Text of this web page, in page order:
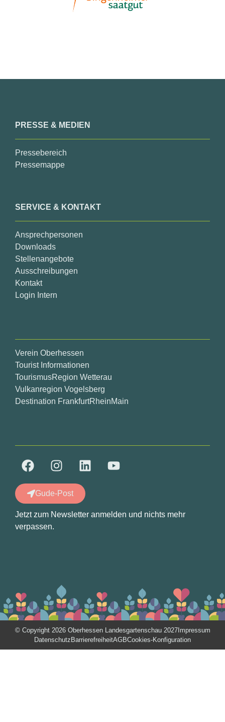
PRESSE & MEDIEN
Pressebereich
Pressemappe
SERVICE & KONTAKT
Ansprechpersonen
Downloads
Stellenangebote
Ausschreibungen
Kontakt
Login Intern
Verein Oberhessen
Tourist Informationen
TourismusRegion Wetterau
Vulkanregion Vogelsberg
Destination FrankfurtRheinMain
Gude-Post
Jetzt zum Newsletter anmelden und nichts mehr
verpassen.
© Copyright 2026 Oberhessen Landesgartenschau 2027Impressum
Datenschutz BarrierefreiheitAGBCookies-Konfiguration